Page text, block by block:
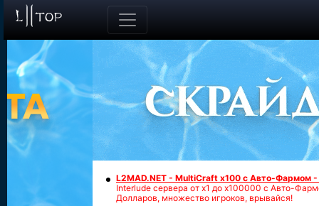
L2MAD.NET - MultiCraft x100 с Авто-Фармом
Interlude сервера от х1 до х100000 с Авто-
Долларов, множество игроков, врывайся!